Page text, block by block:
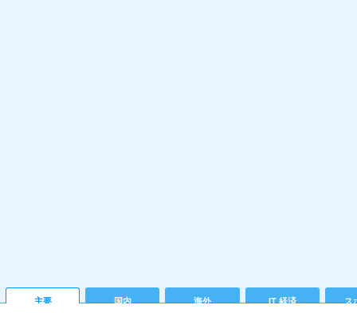
主要 国内 海外 IT 経済 ス